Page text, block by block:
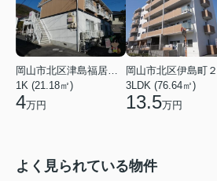
岡山市北区津島福居１丁目
1K (21.18㎡)
4万円
3LDK (76.64㎡)
13.5万円
よく見られている物件